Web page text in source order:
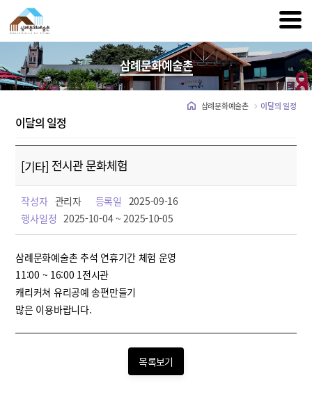
삼례문화예술촌
삼례문화예술촌 이달의 일정
이달의 일정
[기타] 전시관 문화체험
작성자 관리자 등록일 2025-09-16
행사일정 2025-10-04 ~ 2025-10-05
삼례문화예술촌 추석 연휴기간 체험 운영
11:00 ~ 16:00 1전시관
캐리커쳐 유리공예 송편만들기
많은 이용바랍니다.
목록보기